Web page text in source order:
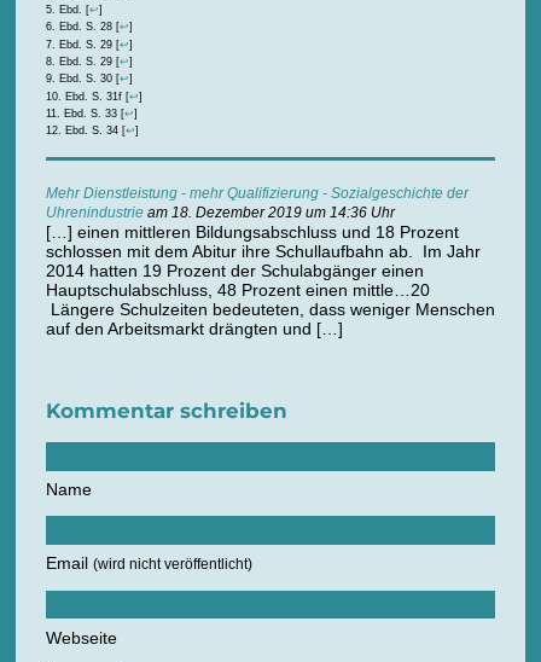
Ebd.
[↩]
Ebd. S. 28[↩]
Ebd. S. 29[↩]
Ebd. S. 29[↩]
Ebd. S. 30[↩]
Ebd. S. 31f[↩]
Ebd. S. 33[↩]
Ebd. S. 34[↩]
Mehr Dienstleistung - mehr Qualifizierung - Sozialgeschichte der
Uhrenindustrieam 18. Dezember 2019 um 14:36 Uhr
[…] einen mittleren Bildungsabschluss und 18 Prozent
schlossen mit dem Abitur ihre Schullaufbahn ab. Im Jahr
2014 hatten 19 Prozent der Schulabgänger einen
Hauptschulabschluss, 48 Prozent einen mittle…20
Längere Schulzeiten bedeuteten, dass weniger Menschen
auf den Arbeitsmarkt drängten und […]
Kommentar schreiben
Name
Email (wird nicht veröffentlicht)
Webseite